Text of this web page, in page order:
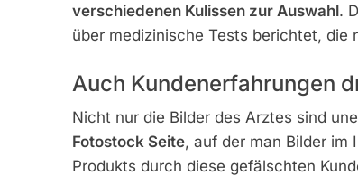
verschiedenen Kulissen zur Auswahl.
über medizinische Tests berichtet, die
Auch Kundenerfahrungen
Nicht nur die Bilder des Arztes sind
Fotostock Seite, auf der man Bilder im
Produkts durch diese gefälschten